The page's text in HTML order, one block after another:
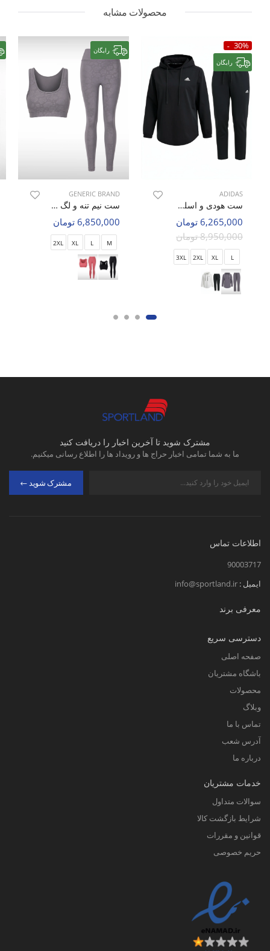
محصولات مشابه
30%
رایگان
ADIDAS
ست هودی و اسلش ورزشی زنانه آدیداس Adidas Aero Flex Hoodie W
6,265,000 تومان
8,950,000 تومان
L
XL
2XL
3XL
رایگان
GENERIC BRAND
ست نیم تنه و لگ ورزشی زنانه بدون برند Elegant Fit W
6,850,000 تومان
M
L
XL
2XL
مشترک شوید تا آخرین اخبار را دریافت کنید
ما به شما تمامی اخبار حراج ها و رویداد ها را اطلاع رسانی میکنیم.
مشترک شوید
اطلاعات تماس
90003717
ایمیل : info@sportland.ir
معرفی برند
دسترسی سریع
صفحه اصلی
باشگاه مشتریان
محصولات
وبلاگ
تماس با ما
آدرس شعب
درباره ما
خدمات مشتریان
سوالات متداول
شرایط بازگشت کالا
قوانین و مقررات
حریم خصوصی